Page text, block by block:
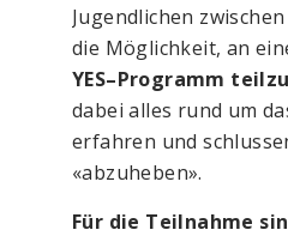
Jugendlichen
die Möglichkeit, an
YES–Programm
dabei alles rund um
erfahren und
«abzuheben».
Für die Teilnahme